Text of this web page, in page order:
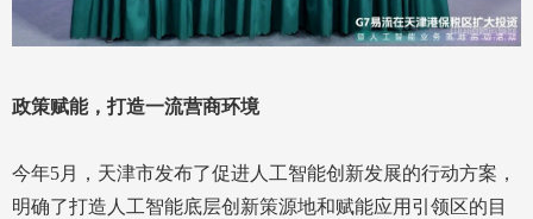
政策赋能，打造一流营商环境
今年5月，天津市发布了促进人工智能创新发展的行动方案，
明确了打造人工智能底层创新策源地和赋能应用引领区的目